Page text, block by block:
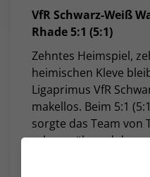
VfR Schwarz-Weiß
Rhade 5:1 (5:1)
Zehntes Heimspiel,
heimischen Kleve
Ligaprimus VfR
makellos. Beim 5:1
sorgte das Team von
schon während der
Verhältnisse und